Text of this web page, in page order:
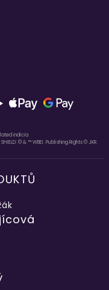
indicia
© & ™ WBEI. Publishing Rights © JKR.